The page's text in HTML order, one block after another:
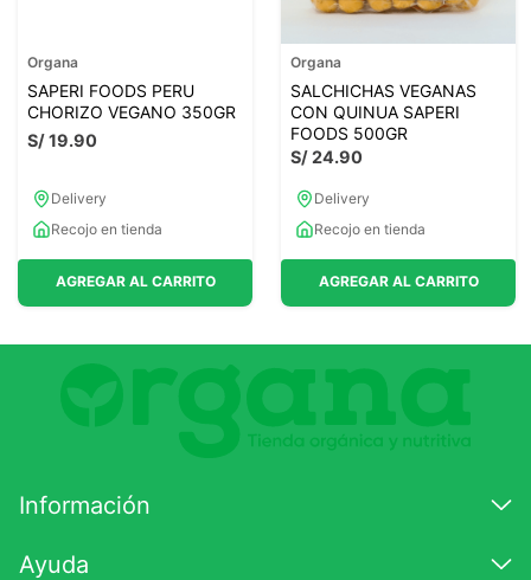
Organa
SAPERI FOODS PERU
CHORIZO VEGANO 350GR
S/19.90
Delivery
Recojo en tienda
AGREGAR AL CARRITO
Organa
SALCHICHAS VEGANAS
CON QUINUA SAPERI
FOODS 500GR
S/24.90
Delivery
Recojo en tienda
AGREGAR AL CARRITO
Información
Ayuda